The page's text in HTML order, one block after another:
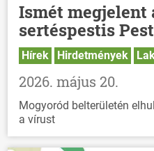
Ismét
sertéspestis
Hírek Hirdetmények
2026. május 20.
Mogyoród belterületén
a vírust